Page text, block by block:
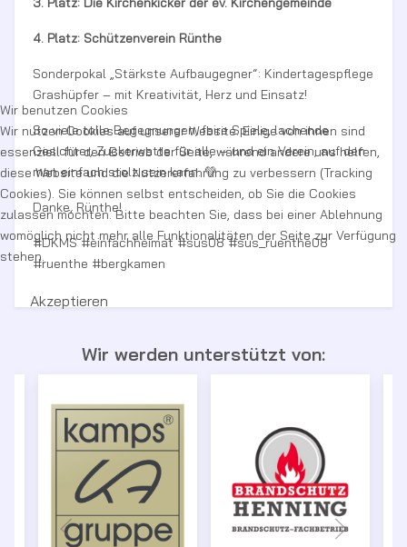
4. Platz: Schützenverein Rünthe
Sonderpokal „Stärkste Aufbaugegner“: Kindertagespflege
Grashüpfer – mit Kreativität, Herz und Einsatz!
So viele tolle Begegnungen, faire Spiele, lachende
Gesichter, Zuckerwatte für alle – und ein Verein, auf den
man einfach stolz sein kann. 💚
Danke, Rünthe!
#DKMS #einfachheimat #sus08 #sus_ruenthe08
#ruenthe #bergkamen
Wir werden unterstützt von:
Wir benutzen Cookies
Wir nutzen Cookies auf unserer Website. Einige von ihnen sind
essenziell für den Betrieb der Seite, während andere uns helfen,
diese Website und die Nutzererfahrung zu verbessern (Tracking
Cookies). Sie können selbst entscheiden, ob Sie die Cookies
zulassen möchten. Bitte beachten Sie, dass bei einer Ablehnung
womöglich nicht mehr alle Funktionalitäten der Seite zur Verfügung
stehen.
Akzeptieren